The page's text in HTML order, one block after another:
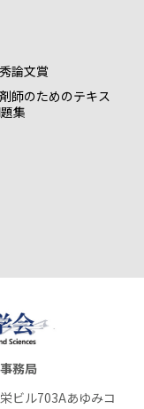
論文賞
師のためのテキス
集
務局
ビル703Aあゆみコ